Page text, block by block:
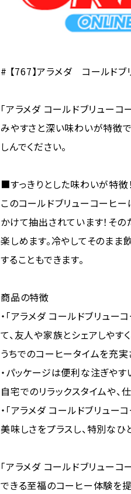
# 【767】アラメダ コールド
「アラメダ コールドブリュー
みやすさと深い味わいが特徴
しんでください。
■すっきりとした味わいが特徴！
このコールドブリューコーヒー
かけて抽出されています！そ
楽しめます。冷やしてそのまま
することもできます。
商品の特徴
・「アラメダ コールドブリュ
て、友人や家族とシェアしやす
うちでのコーヒータイムを充実
・パッケージは便利な注ぎや
自宅でのリラックスタイムや、
・「アラメダ コールドブリュ
美味しさをプラスし、特別なひ
「アラメダ コールドブリュー
できる至福のコーヒー体験を